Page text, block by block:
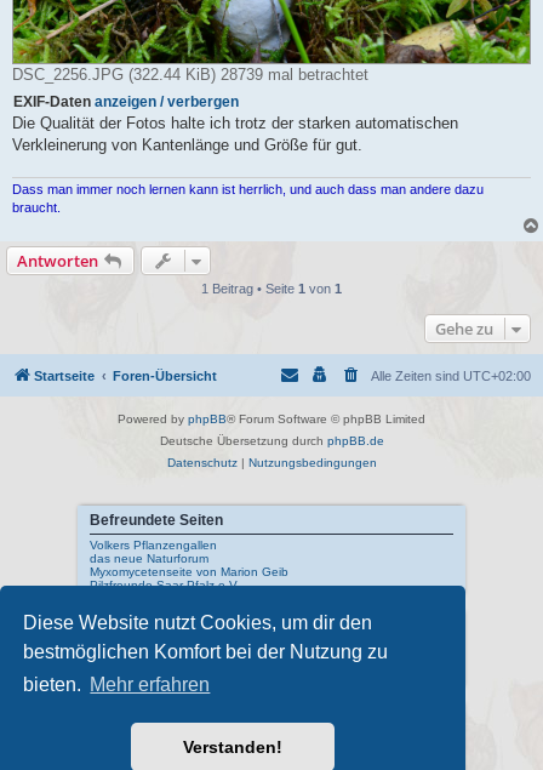
Diese Website nutzt Cookies, um dir den
bestmöglichen Komfort bei der Nutzung zu
bieten. Mehr erfahren
Verstanden!
DSC_2256.JPG (322.44 KiB) 28739 mal betrachtet
EXIF-Daten anzeigen / verbergen
Die Qualität der Fotos halte ich trotz der starken automatischen
Verkleinerung von Kantenlänge und Größe für gut.
Dass man immer noch lernen kann ist herrlich, und auch dass man andere dazu
braucht.
Antworten
1 Beitrag • Seite 1 von 1
Gehe zu
Startseite Foren-Übersicht Alle Zeiten sind UTC+02:00
Powered by phpBB® Forum Software © phpBB Limited
Deutsche Übersetzung durch phpBB.de
Datenschutz| Nutzungsbedingungen
Befreundete Seiten
Volkers Pflanzengallen
das neue Naturforum
Myxomycetenseite von Marion Geib
Pilzfreunde Saar-Pfalz e.V.
Interne Links
Mykologisches Lexikon
meine Naturfotos
Pilzfotopage - Suchmaschine
Schwarzwälder Pilzlehrschau
Deutsche Gesellschaft für Mykologie